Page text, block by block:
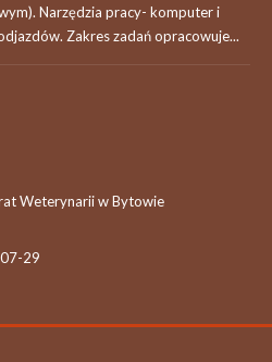
Narzędzia pracy- komputer i
Zakres zadań opracowuje...
Weterynarii w Bytowie
29